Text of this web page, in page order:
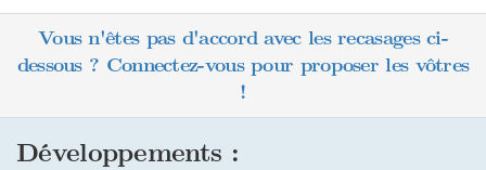
Vous n'êtes pas d'accord avec les recasages ci-
dessous ? Connectez-vous pour proposer les vôtres
!
Développements :